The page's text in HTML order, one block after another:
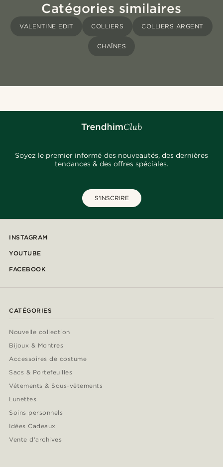
Catégories similaires
VALENTINE EDIT COLLIERS COLLIERS ARGENT
CHAÎNES
Soyez le premier informé des nouveautés, des dernières
tendances & des offres spéciales.
S'INSCRIRE
INSTAGRAM
YOUTUBE
FACEBOOK
CATÉGORIES
Nouvelle collection
Bijoux & Montres
Accessoires de costume
Sacs & Portefeuilles
Vêtements & Sous-vêtements
Lunettes
Soins personnels
Idées Cadeaux
Vente d'archives